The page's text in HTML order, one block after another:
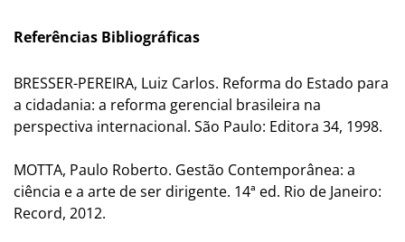
Referências Bibliográficas
BRESSER-PEREIRA, Luiz Carlos. Reforma do Estado para
a cidadania: a reforma gerencial brasileira na
perspectiva internacional. São Paulo: Editora 34, 1998.
MOTTA, Paulo Roberto. Gestão Contemporânea: a
ciência e a arte de ser dirigente. 14ª ed. Rio de Janeiro:
Record, 2012.